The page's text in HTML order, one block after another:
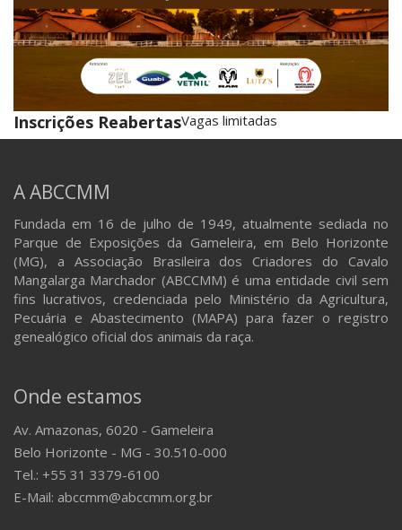
Inscrições ReabertasVagas limitadas
A ABCCMM
Fundada em 16 de julho de 1949, atualmente sediada no
Parque de Exposições da Gameleira, em Belo Horizonte
(MG), a Associação Brasileira dos Criadores do Cavalo
Mangalarga Marchador (ABCCMM) é uma entidade civil sem
fins lucrativos, credenciada pelo Ministério da Agricultura,
Pecuária e Abastecimento (MAPA) para fazer o registro
genealógico oficial dos animais da raça.
Onde estamos
Av. Amazonas, 6020 - Gameleira
Belo Horizonte - MG - 30.510-000
Tel.: +55 31 3379-6100
E-Mail: abccmm@abccmm.org.br